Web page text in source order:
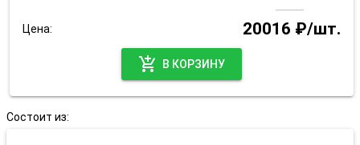
Цена:
20016 ₽/шт.
add_shopping_cart
В КОРЗИНУ
Состоит из: